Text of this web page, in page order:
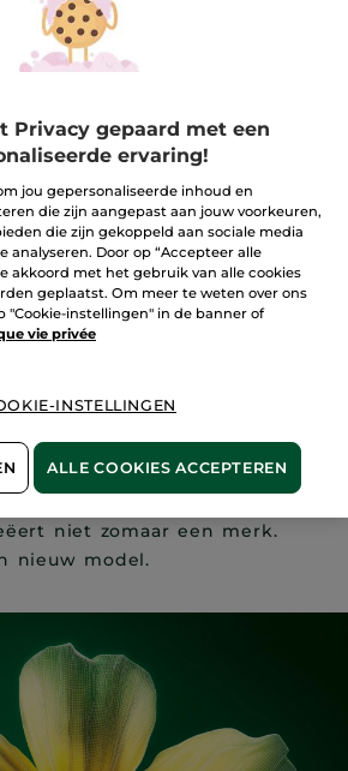
een visionair idee. Dat van
man die al vroeg
biologische
beslissing:
op het snijvlak van
en moderne dermatologie,
niet zomaar een merk.
nieuw model.
Privacy gepaard met een
ervaring!
jou gepersonaliseerde inhoud en
die zijn aangepast aan jouw voorkeuren,
die zijn gekoppeld aan sociale media
analyseren. Door op “Accepteer alle
akkoord met het gebruik van alle cookies
geplaatst. Om meer te weten over ons
"Cookie-instellingen" in de banner of
vie privée
INSTELLINGEN
ALLE COOKIES ACCEPTEREN